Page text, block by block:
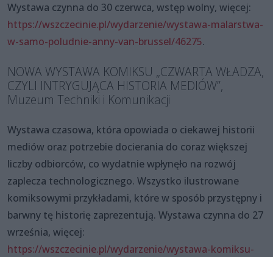
Wystawa czynna do 30 czerwca, wstęp wolny, więcej:
https://wszczecinie.pl/wydarzenie/wystawa-malarstwa-
w-samo-poludnie-anny-van-brussel/46275.
NOWA WYSTAWA KOMIKSU „CZWARTA WŁADZA,
CZYLI INTRYGUJĄCA HISTORIA MEDIÓW”,
Muzeum Techniki i Komunikacji
Wystawa czasowa, która opowiada o ciekawej historii
mediów oraz potrzebie docierania do coraz większej
liczby odbiorców, co wydatnie wpłynęło na rozwój
zaplecza technologicznego. Wszystko ilustrowane
komiksowymi przykładami, które w sposób przystępny i
barwny tę historię zaprezentują. Wystawa czynna do 27
września, więcej:
https://wszczecinie.pl/wydarzenie/wystawa-komiksu-